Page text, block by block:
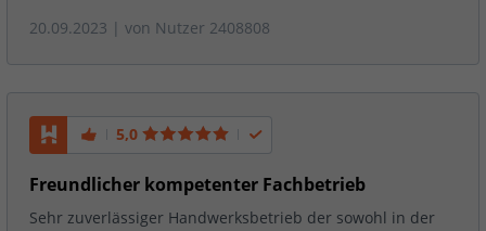
20.09.2023 | von Nutzer 2408808
5,0
Freundlicher kompetenter Fachbetrieb
Sehr zuverlässiger Handwerksbetrieb der sowohl in der